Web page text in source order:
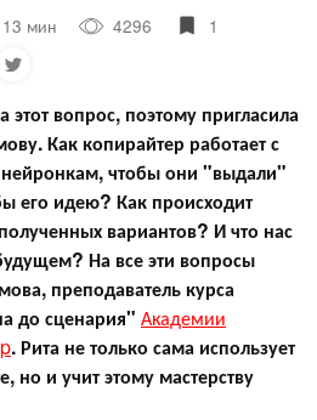
13 мин 4296
1
вопрос, поэтому пригласила
Как копирайтер работает с
чтобы они "выдали"
его идею? Как происходит
вариантов? И что нас
На все эти вопросы
преподаватель курса
до сценария" Академии
. Рита не только сама использует
но и учит этому мастерству